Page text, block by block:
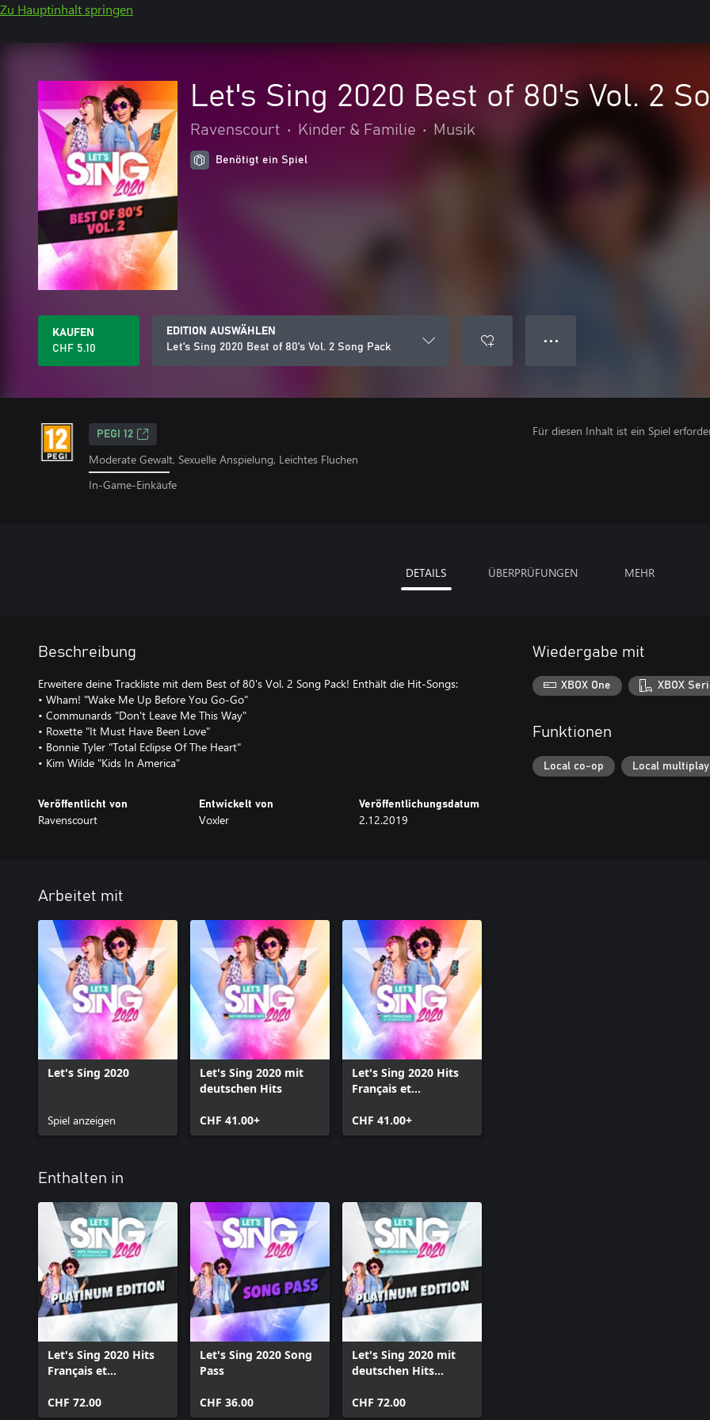
Zu Hauptinhalt springen
Let's Sing 2020 Best of 80's Vol. 2
Ravenscourt • Kinder & Familie • Musik
Benötigt ein Spiel
KAUFEN
CHF 5.10
EDITION AUSWÄHLEN
Let's Sing 2020 Best of 80's Vol. 2 Song Pack
● ● ●
PEGI 12
Moderate Gewalt, Sexuelle Anspielung, Leichtes Fluchen
In-Game-Einkäufe
Für diesen Inhalt ist ein Spiel
DETAILS ÜBERPRÜFUNGEN MEHR
Beschreibung
Erweitere deine Trackliste mit dem Best of 80's Vol. 2 Song Pack! Enthält die Hit-Songs:
• Wham! "Wake Me Up Before You Go-Go"
• Communards "Don't Leave Me This Way"
• Roxette "It Must Have Been Love"
• Bonnie Tyler "Total Eclipse Of The Heart"
• Kim Wilde "Kids In America"
Veröffentlicht von
Ravenscourt
Entwickelt von
Voxler
Veröffentlichungsdatum
2.12.2019
Wiedergabe mit
XBOX One XBOX
Funktionen
Local co-op Local
Arbeitet mit
Let's Sing 2020
Spiel anzeigen
Let's Sing 2020 mit
deutschen Hits
CHF 41.00+
Let's Sing 2020 Hits
Français et
CHF 41.00+
Enthalten in
Let's Sing 2020 Hits
Français et
Platinum Edition
CHF 72.00
Let's Sing 2020 Song
Pass
CHF 36.00
Let's Sing 2020 mit
deutschen Hits
CHF 72.00